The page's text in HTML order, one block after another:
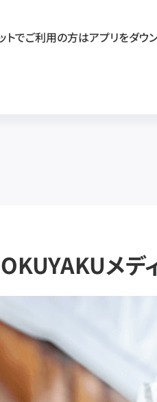
トでご利用の方はアプリをダウ
メデ